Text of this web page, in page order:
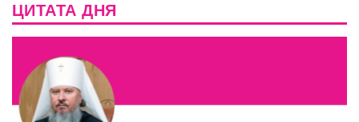
ЦИТАТА ДНЯ